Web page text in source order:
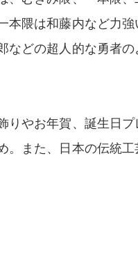
本隈は和藤内など力
などの超人的な勇者
りやお年賀、誕生日
。また、日本の伝統